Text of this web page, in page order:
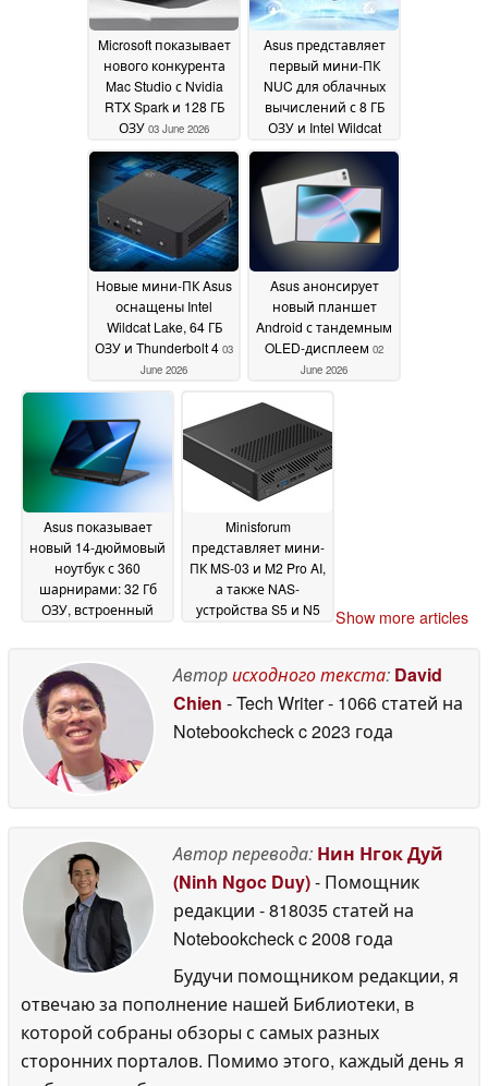
Microsoft показывает
нового конкурента
Mac Studio с Nvidia
RTX Spark и 128 ГБ
ОЗУ 03 June 2026
Asus представляет
первый мини-ПК
NUC для облачных
вычислений с 8 ГБ
ОЗУ и Intel Wildcat
Lake03 June 2026
Новые мини-ПК Asus
оснащены Intel
Wildcat Lake, 64 ГБ
ОЗУ и Thunderbolt 4 03
June 2026
Asus анонсирует
новый планшет
Android с тандемным
OLED-дисплеем 02
June 2026
Asus показывает
новый 14-дюймовый
ноутбук с 360
шарнирами: 32 Гб
ОЗУ, встроенный
Minisforum
представляет мини-
ПК MS-03 и M2 Pro AI,
а также NAS-
устройства S5 и N5
Show more articles
Авторисходного текста: David
Chien - Tech Writer- 1066 статей на
Notebookcheckc 2023 года
Автор перевода: Нин Нгок Дуй
(Ninh Ngoc Duy)- Помощник
редакции - 818035 статей на
Notebookcheckc 2008 года
Будучи помощником редакции, я
отвечаю за пополнение нашей Библиотеки, в
которой собраны обзоры с самых разных
сторонних порталов. Помимо этого, каждый день я